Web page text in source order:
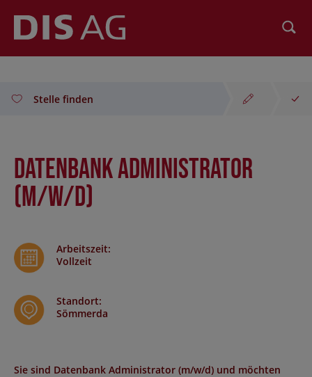
Stelle finden
Datenbank Administrator
(m/w/d)
Arbeitszeit:
Vollzeit
Standort:
Sömmerda
Sie sind Datenbank Administrator (m/w/d) und möchten